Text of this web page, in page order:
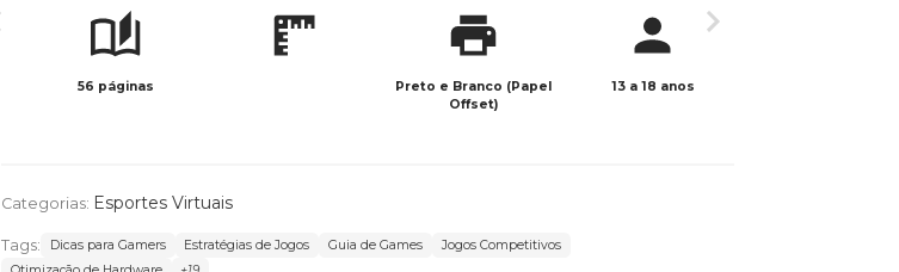
56 páginas
Preto e Branco (Papel
Offset)
13 a 18 anos
Categorias: Esportes Virtuais
Tags: Dicas para Gamers Estratégias de Jogos Guia de Games
Jogos Competitivos